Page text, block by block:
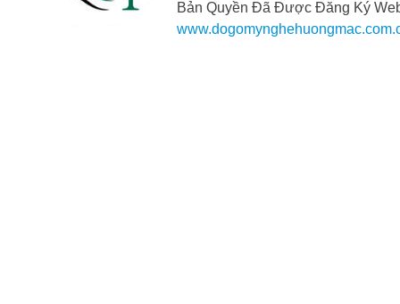
Bản Quyền Đã Được Đăng Ký